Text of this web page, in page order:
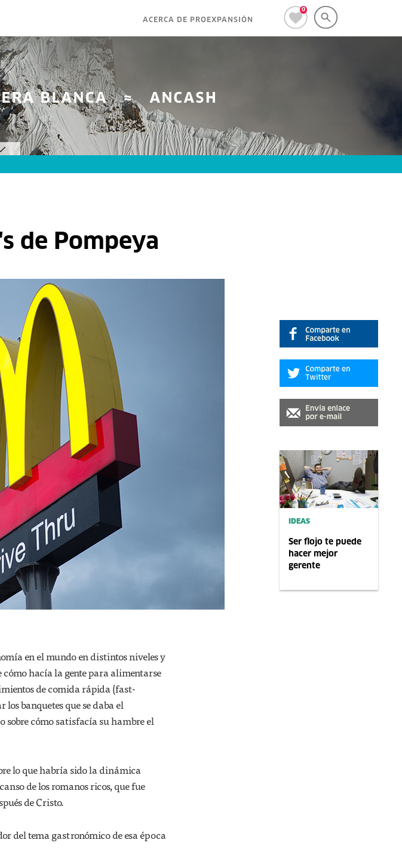
0
ACERCA DE PROEXPANSIÓN
IDEAS
Ser flojo te puede
hacer mejor
gerente
de Pompeya
en el mundo en distintos niveles y
hacía la gente para alimentarse
de comida rápida (fast-
banquetes que se daba el
sobre cómo satisfacía su hambre el
lo que habría sido la dinámica
de los romanos ricos, que fue
de Cristo.
del tema gastronómico de esa época